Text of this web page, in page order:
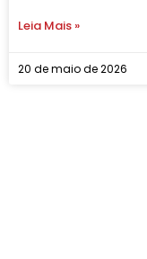
Leia Mais »
20 de maio de 2026